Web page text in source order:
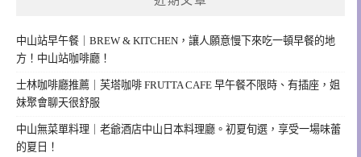
中山站早午餐｜BREW & KITCHEN，讓人願意慢下來吃一頓早餐的地
方！中山站咖啡廳！
士林咖啡廳推薦｜芙塔咖啡 FRUTTA CAFE 早午餐不限時、有插座，姐
妹聚會聊天很舒服
中山無菜單料理｜老爺酒店中山日本料理廳。初夏旬選，享受一場味蕾
的夏日！